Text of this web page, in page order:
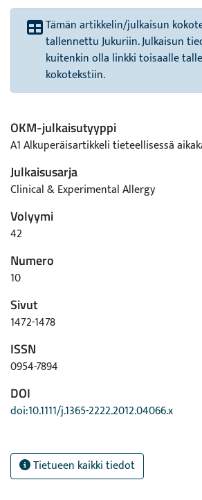
Tämän artikkelin/julkaisun
tallennettu Jukuriin. Julkaisun
kuitenkin olla linkki toisaalle
kokotekstiin.
OKM-julkaisutyyppi
A1 Alkuperäisartikkeli tieteellisessä
Julkaisusarja
Clinical & Experimental Allergy
Volyymi
42
Numero
10
Sivut
1472-1478
ISSN
0954-7894
DOI
doi:10.1111/j.1365-2222.2012.04066.x
Tietueen kaikki tiedot